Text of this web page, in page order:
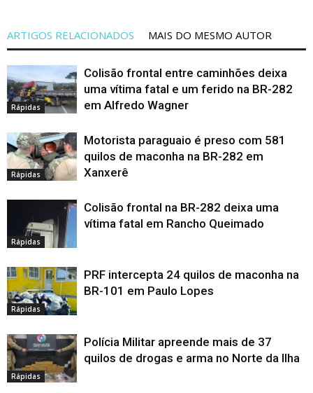
ARTIGOS RELACIONADOS MAIS DO MESMO AUTOR
Rápidas
Colisão frontal entre caminhões deixa
uma vítima fatal e um ferido na BR-282
em Alfredo Wagner
Rápidas
Motorista paraguaio é preso com 581
quilos de maconha na BR-282 em
Xanxerê
Rápidas
Colisão frontal na BR-282 deixa uma
vítima fatal em Rancho Queimado
Rápidas
PRF intercepta 24 quilos de maconha na
BR-101 em Paulo Lopes
Rápidas
Polícia Militar apreende mais de 37
quilos de drogas e arma no Norte da Ilha